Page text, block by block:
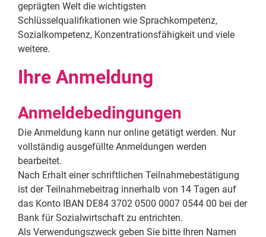
geprägten Welt die wichtigsten
Schlüsselqualifikationen wie Sprachkompetenz,
Sozialkompetenz, Konzentrationsfähigkeit und viele
weitere.
Ihre Anmeldung
Anmeldebedingungen
Die Anmeldung kann nur online getätigt werden. Nur
vollständig ausgefüllte Anmeldungen werden
bearbeitet.
Nach Erhalt einer schriftlichen Teilnahmebestätigung
ist der Teilnahmebeitrag innerhalb von 14 Tagen auf
das Konto IBAN DE84 3702 0500 0007 0544 00 bei der
Bank für Sozialwirtschaft zu entrichten.
Als Verwendungszweck geben Sie bitte Ihren Namen